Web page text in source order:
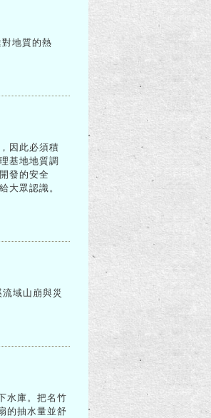
地質的熱
因此必須積
基地地質調
發的安全
大眾認識。
域山崩與災
水庫。把名竹
的抽水量並舒